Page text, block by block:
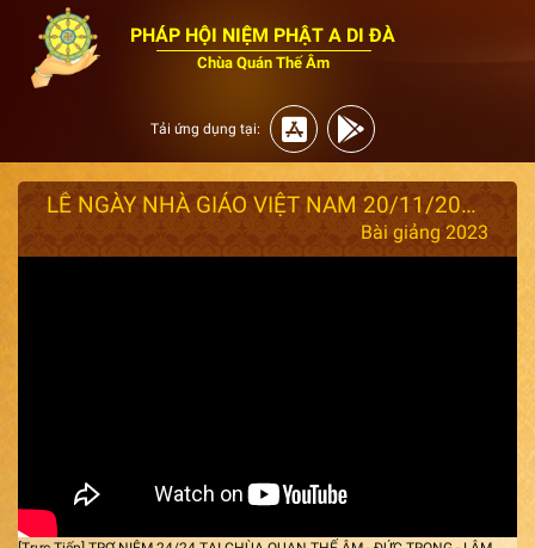
PHÁP HỘI NIỆM PHẬT A DI ĐÀ
Chùa Quán Thế Âm
Tải ứng dụng tại:
LỄ NGÀY NHÀ GIÁO VIỆT NAM 20/11/2023 - THẦY GIÁC NHÀN GIẢNG BỔN PHẬN CỦA NGƯỜI THẦY VÀ HỌC TRÒ
Bài giảng 2023